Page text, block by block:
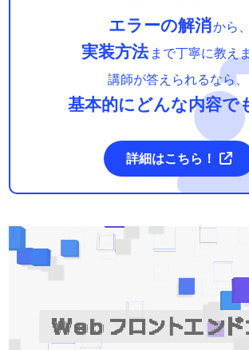
エラーの解消から、
実装方法 まで丁寧に教え
講師が答えられるなら、
基本的にどんな内容で
詳細はこちら！